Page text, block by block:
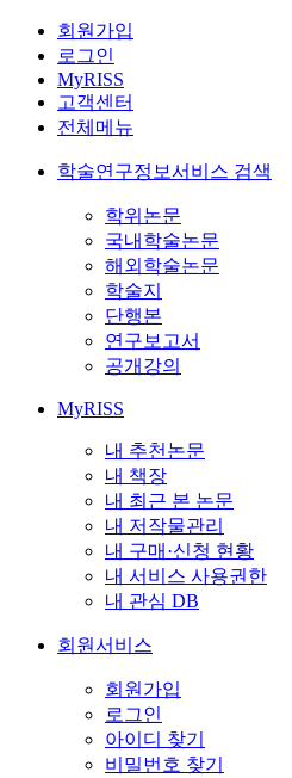
회원가입
로그인
MyRISS
고객센터
전체메뉴
학술연구정보서비스 검색
학위논문
국내학술논문
해외학술논문
학술지
단행본
연구보고서
공개강의
MyRISS
내 추천논문
내 책장
내 최근 본 논문
내 저작물관리
내 구매·신청 현황
내 서비스 사용권한
내 관심 DB
회원서비스
회원가입
로그인
아이디 찾기
비밀번호 찾기